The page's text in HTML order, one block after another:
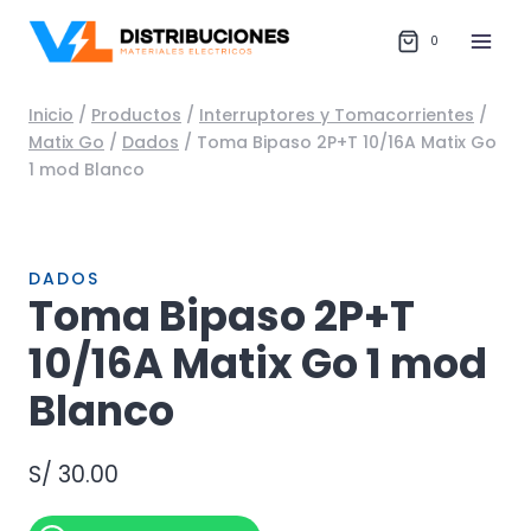
contenido
0
Inicio / Productos / Interruptores y Tomacorrientes /
Matix Go / Dados / Toma Bipaso 2P+T 10/16A Matix Go
1 mod Blanco
DADOS
Toma Bipaso 2P+T
10/16A Matix Go 1 mod
Blanco
S/ 30.00